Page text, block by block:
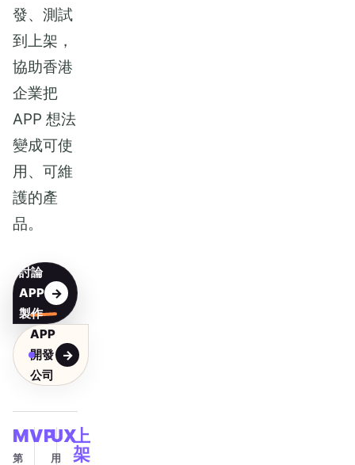
發、測試
到上架，
協助香港
企業把
APP 想法
變成可使
用、可維
護的產
品。
討論
APP
製作
APP
開發
公司
MVP
第
UX
用
上
架